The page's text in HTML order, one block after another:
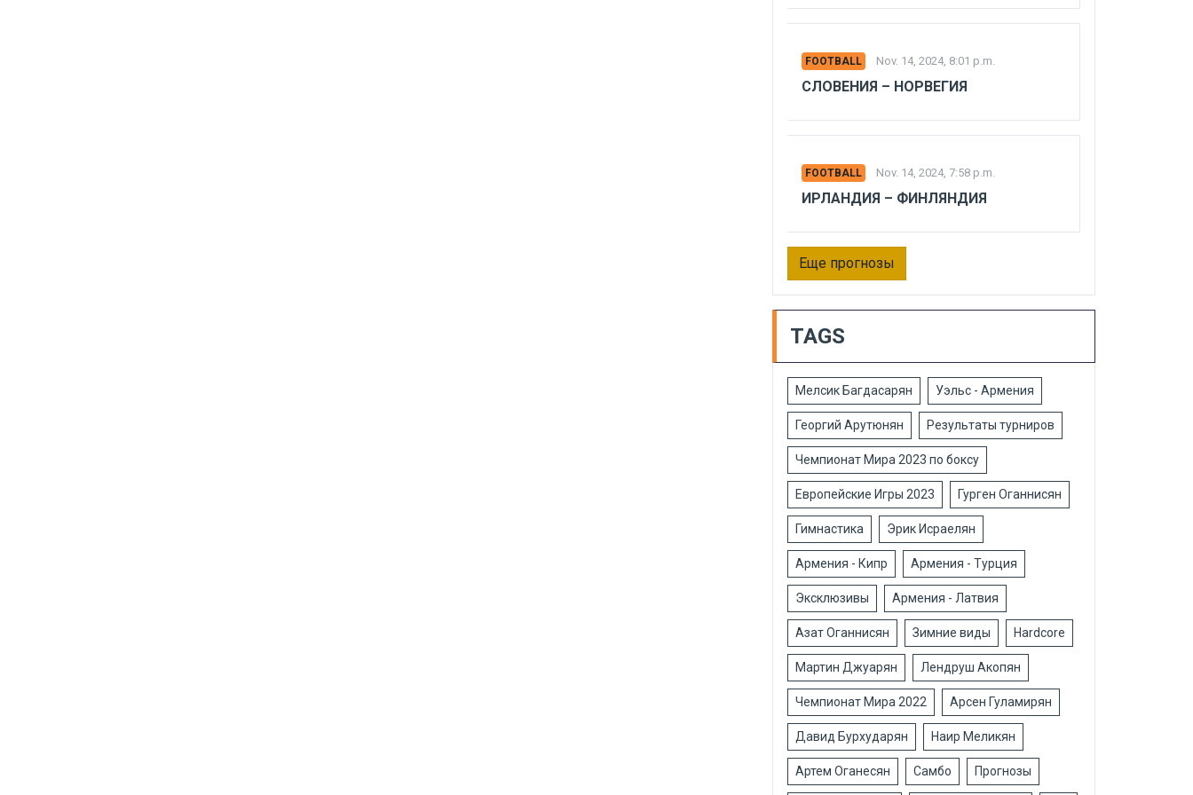
FOOTBALL Nov. 14, 2024, 8:01 p.m.
СЛОВЕНИЯ – НОРВЕГИЯ
FOOTBALL Nov. 14, 2024, 7:58 p.m.
ИРЛАНДИЯ – ФИНЛЯНДИЯ
Еще прогнозы
TAGS
Мелсик Багдасарян Уэльс - Армения
Георгий Арутюнян Результаты турниров
Чемпионат Мира 2023 по боксу
Европейские Игры 2023 Гурген Оганнисян
Гимнастика Эрик Исраелян
Армения - Кипр Армения - Турция
Эксклюзивы Армения - Латвия
Азат Оганнисян Зимние виды Hardcore
Мартин Джуарян Лендруш Акопян
Чемпионат Мира 2022 Арсен Гуламирян
Давид Бурхударян Наир Меликян
Артем Оганесян Самбо Прогнозы